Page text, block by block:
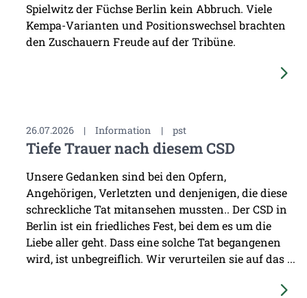
Spielwitz der Füchse Berlin kein Abbruch. Viele
Kempa-Varianten und Positionswechsel brachten
den Zuschauern Freude auf der Tribüne.
26.07.2026 | Information | pst
Tiefe Trauer nach diesem CSD
Unsere Gedanken sind bei den Opfern,
Angehörigen, Verletzten und denjenigen, die diese
schreckliche Tat mitansehen mussten.. Der CSD in
Berlin ist ein friedliches Fest, bei dem es um die
Liebe aller geht. Dass eine solche Tat begangenen
wird, ist unbegreiflich. Wir verurteilen sie auf das ...